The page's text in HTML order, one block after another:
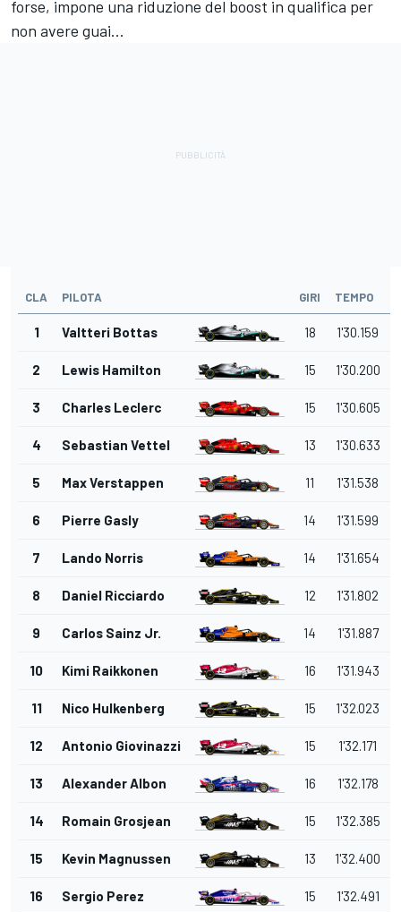
forse, impone una riduzione del boost in qualifica per
non avere guai...
CLA PILOTA GIRI TEMPO
1 Valtteri Bottas 18 1'30.159
2 Lewis Hamilton 15 1'30.200
3 Charles Leclerc 15 1'30.605
4 Sebastian Vettel 13 1'30.633
5 Max Verstappen 11 1'31.538
6 Pierre Gasly 14 1'31.599
7 Lando Norris 14 1'31.654
8 Daniel Ricciardo 12 1'31.802
9 Carlos Sainz Jr. 14 1'31.887
10 Kimi Raikkonen 16 1'31.943
11 Nico Hulkenberg 15 1'32.023
12 Antonio Giovinazzi 15 1'32.171
13 Alexander Albon 16 1'32.178
14 Romain Grosjean 15 1'32.385
15 Kevin Magnussen 13 1'32.400
16 Sergio Perez 15 1'32.491